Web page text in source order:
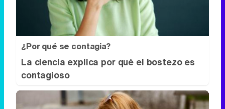
¿Por qué se contagia?
La ciencia explica por qué el bostezo es
contagioso